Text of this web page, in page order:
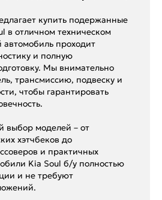
купить подержанные
в отличном техническом
проходит
и полную
Мы внимательно
трансмиссию, подвеску и
чтобы гарантировать
выбор моделей – от
хэтчбеков до
и практичных
Kia Soul б/у полностью
и не требуют